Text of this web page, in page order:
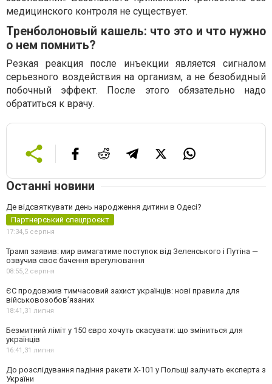
медицинского контроля не существует.
Тренболоновый кашель: что это и что нужно
о нем помнить?
Резкая реакция после инъекции является сигналом
серьезного воздействия на организм, а не безобидный
побочный эффект. После этого обязательно надо
обратиться к врачу.
Останні новини
Де відсвяткувати день народження дитини в Одесі?
Партнерський спецпроєкт
17:34,5 серпня
Трамп заявив: мир вимагатиме поступок від Зеленського і Путіна —
озвучив своє бачення врегулювання
08:55,2 серпня
ЄС продовжив тимчасовий захист українців: нові правила для
військовозобов’язаних
18:41,31 липня
Безмитний ліміт у 150 євро хочуть скасувати: що зміниться для
українців
16:41,31 липня
До розслідування падіння ракети Х-101 у Польщі залучать експерта з
України